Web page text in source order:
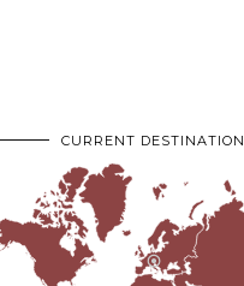
CURRENT DESTINATION